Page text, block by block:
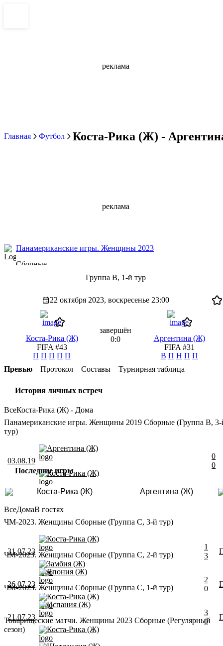
реклама
Главная Футбол Коста-Рика (Ж) -
реклама
Панамериканские игры. Женщины 2023
Сборные
Группа B, 1-й тур
22 октября 2023, воскресенье 23:00
Коста-Рика (Ж)
FIFA #43
П П П П П
завершён
0:0
Аргентина (Ж)
FIFA #31
В П Н П П
Превью
Протокол Составы Турнирная таблица
История личных встреч
ВсеКоста-Рика (Ж) - Дома
Панамериканские игры. Женщины 2019 Сборные (Группа B,
тур)
03.08.19
Аргентина (Ж)
Коста-Рика (Ж)
0
0
Последние игры
Коста-Рика (Ж) Аргентина (Ж)
ВсеДомаВ гостях
ЧМ-2023. Женщины Сборные (Группа C, 3-й тур)
31.07.23
Коста-Рика (Ж)
Замбия (Ж)
1
3
ЧМ-2023. Женщины Сборные (Группа C, 2-й тур)
26.07.23
Япония (Ж)
Коста-Рика (Ж)
2
0
ЧМ-2023. Женщины Сборные (Группа C, 1-й тур)
21.07.23
Испания (Ж)
Коста-Рика (Ж)
3
0
Товарищеские матчи. Женщины 2023 Сборные (Регулярный
сезон)